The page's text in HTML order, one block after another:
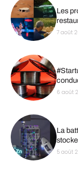
Les
7 août
6 août
La
stocke
5 août